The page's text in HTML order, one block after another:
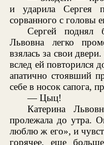
и ударила Сергея
сорванного с головы
Сергей поднял
Львовна легко
взялась за свои
вслед ей повторился
апатично стоявший
себе в носок сапога,
— Цыц!
Катерина
пролежала до утра.
люблю ж его», и
горячее, еще